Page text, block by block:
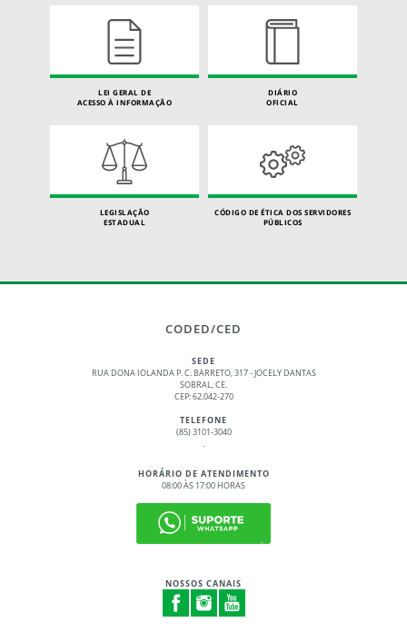
LEI GERAL DE
ACESSO À INFORMAÇÃO
DIÁRIO
OFICIAL
LEGISLAÇÃO
ESTADUAL
CÓDIGO DE ÉTICA DOS SERVIDORES
PÚBLICOS
CODED/CED
SEDE
RUA DONA IOLANDA P. C. BARRETO, 317 - JOCELY DANTAS
SOBRAL, CE.
CEP: 62.042-270
TELEFONE
(85) 3101-3040
.
HORÁRIO DE ATENDIMENTO
08:00 ÀS 17:00 HORAS
NOSSOS CANAIS